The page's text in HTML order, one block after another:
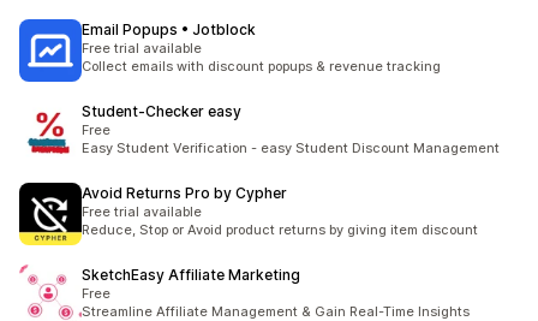
Email Popups • Jotblock
Free trial available
Collect emails with discount popups & revenue tracking
Student‑Checker easy
Free
Easy Student Verification - easy Student Discount Management
Avoid Returns Pro by Cypher
Free trial available
Reduce, Stop or Avoid product returns by giving item discount
SketchEasy Affiliate Marketing
Free
Streamline Affiliate Management & Gain Real-Time Insights